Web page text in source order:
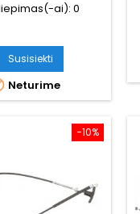
ai):0
Susisiekti
Neturime
−10%